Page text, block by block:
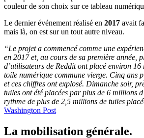
couleur de son choix sur ce tableau
Le dernier événement réalisé en 2017 avait
mais là, on est sur un tout autre niveau.
“Le projet a commencé comme une
en 2017 et, au cours de sa première année,
d’utilisateurs de Reddit ont placé environ
toile numérique commune vierge. Cinq ans
et ces chiffres ont explosé. Dimanche soir,
tuiles ont été placées par plus de 6 millions
rythme de plus de 2,5 millions de tuiles
Washington Post
La mobilisation générale.